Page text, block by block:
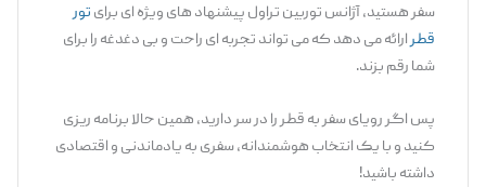
سفر هستید، آژانس توربین تراول پیشنهاد های ویژه ‌ای برایتور
ارائه می ‌دهد که می‌ تواند تجربه ‌ای راحت و بی ‌دغدغه را برای
شما رقم بزند.
پس اگر رویای سفر به قطر را در سر دارید، همین حالا برنامه ‌ریزی
کنید و با یک انتخاب هوشمندانه، سفری به ‌یادماندنی و اقتصادی
داشته باشید!